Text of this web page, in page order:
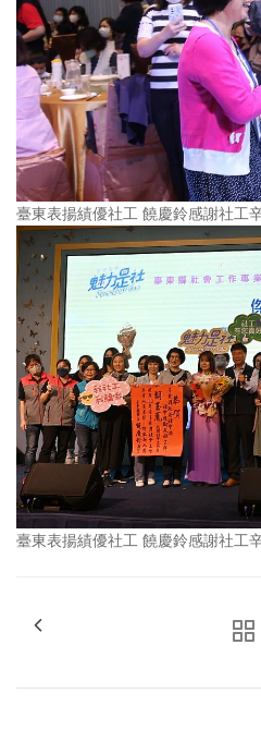
臺東表揚績優社工 饒慶鈴感謝社工
臺東表揚績優社工 饒慶鈴感謝社工